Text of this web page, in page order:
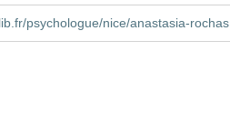
psychologue/nice/anastasia-rochas